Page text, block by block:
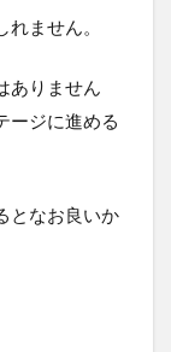
ません。
ありません
ージに進める
となお良いか